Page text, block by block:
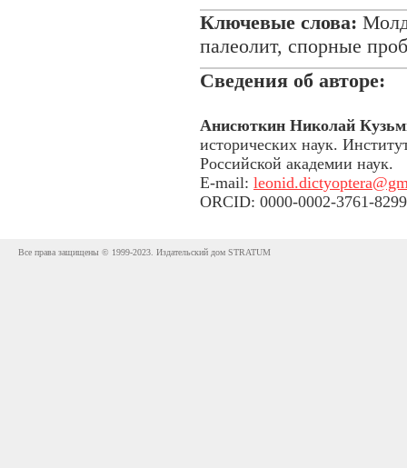
Ключевые слова:
палеолит, спорные
Сведения об авторе:
Анисюткин Николай
исторических наук.
Российской академии наук.
E-mail:
ORCID: 0000-0002-3761-8299
Все права защищены © 1999-2023. Издательский дом STRATUM